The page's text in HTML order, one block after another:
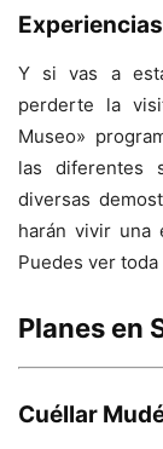
Y si vas a
perderte la
Museo»
las diferentes
diversas
harán vivir una
Puedes ver
Planes en
Cuéllar